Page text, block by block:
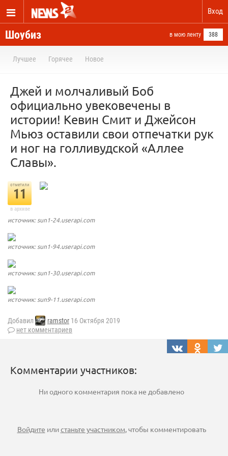
Вход
Шоубиз в мою ленту 388
Лучшее Горячее Новое
Джей и молчаливый Боб
официально увековечены в
истории! Кевин Смит и Джейсон
Мьюз оставили свои отпечатки рук
и ног на голливудской «Аллее
Славы».
отметили
11
в архиве
источник: sun1-24.userapi.com
источник: sun1-94.userapi.com
источник: sun1-30.userapi.com
источник: sun9-11.userapi.com
Добавил ramstor 16 Октября 2019
нет комментариев
Комментарии участников:
Ни одного комментария пока не добавлено
Войдите илистаньте участником , чтобы комментировать